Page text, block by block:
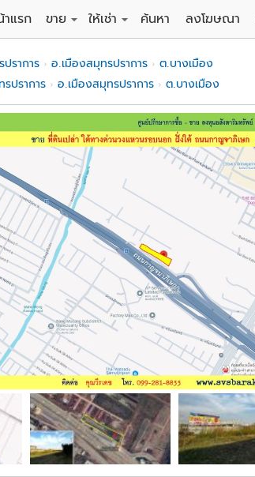
าแรก
ขาย
ขายบ้าน
ขายอพาร์ทเม้นท์ / โรงแรม
ขายอาคารพาณิชย์ / สำนักงาน
ขายโรงงาน / โกดัง
ให้เช่า
ให้เช่าบ้าน
ให้เช่าคอนโด
ให้เช่าทาวน์เฮาส์
ให้เช่าอพาร์ทเม้นท์ / โรงแรม
ให้เช่าอาคารพาณิชย์ / สำนักงาน
ให้เช่าโรงงาน / โกดัง
ค้นหา ลงโฆษณา
ปราการ อ.เมืองสมุทรปราการ
ต.บางเมือง
รปราการ อ.เมืองสมุทรปราการ ต.บางเมือง